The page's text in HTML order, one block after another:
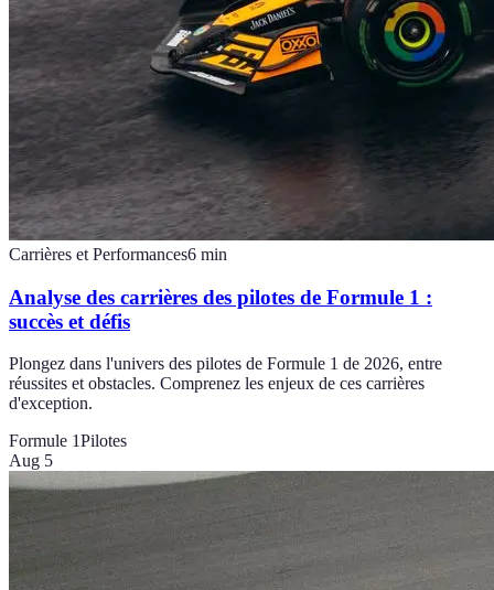
Carrières et Performances6 min
Analyse des carrières des pilotes de Formule 1 :
succès et défis
Plongez dans l'univers des pilotes de Formule 1 de 2026, entre
réussites et obstacles. Comprenez les enjeux de ces carrières
d'exception.
Formule 1Pilotes
Aug 5